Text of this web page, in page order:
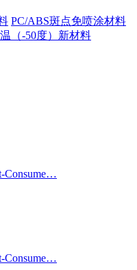
PC/ABS斑点免喷涂材料
（-50度）新材料
Consume…
Consume…